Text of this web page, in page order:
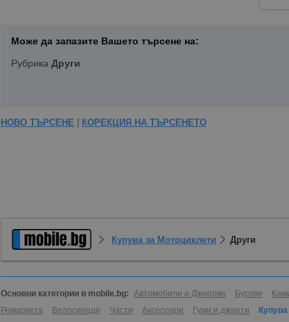
Може да запазите Вашето търсене на:
Рубрика Други
НОВО ТЪРСЕНЕ КОРЕКЦИЯ НА ТЪРСЕНЕТО
Купува за Мотоциклети Други
Основни категории в mobile.bg: Автомобили и Джипове Бусове
Ремаркета
Велосипеди Части Аксесоари Гуми и джанти Купува